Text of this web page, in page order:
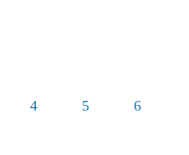
4 5 6